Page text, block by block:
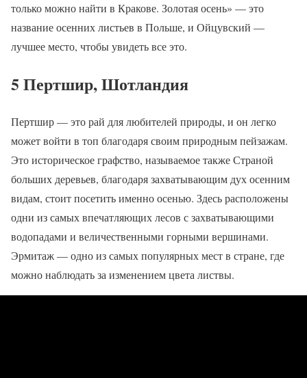
только можно найти в Кракове. Золотая осень» — это
название осенних листьев в Польше, и Ойцувский —
лучшее место, чтобы увидеть все это.
5 Пертшир, Шотландия
Пертшир — это рай для любителей природы, и он легко
может войти в топ благодаря своим природным пейзажам.
Это историческое графство, называемое также Страной
больших деревьев, благодаря захватывающим дух осенним
видам, стоит посетить именно осенью. Здесь расположены
одни из самых впечатляющих лесов с захватывающими
водопадами и величественными горными вершинами.
Эрмитаж — одно из самых популярных мест в стране, где
можно наблюдать за изменением цвета листвы.